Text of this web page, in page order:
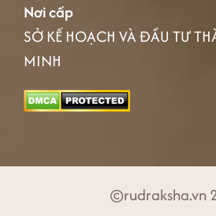
Nơi cấp
SỞ KẾ HOẠCH VÀ ĐẦU TƯ
MINH
©rudraksha.vn